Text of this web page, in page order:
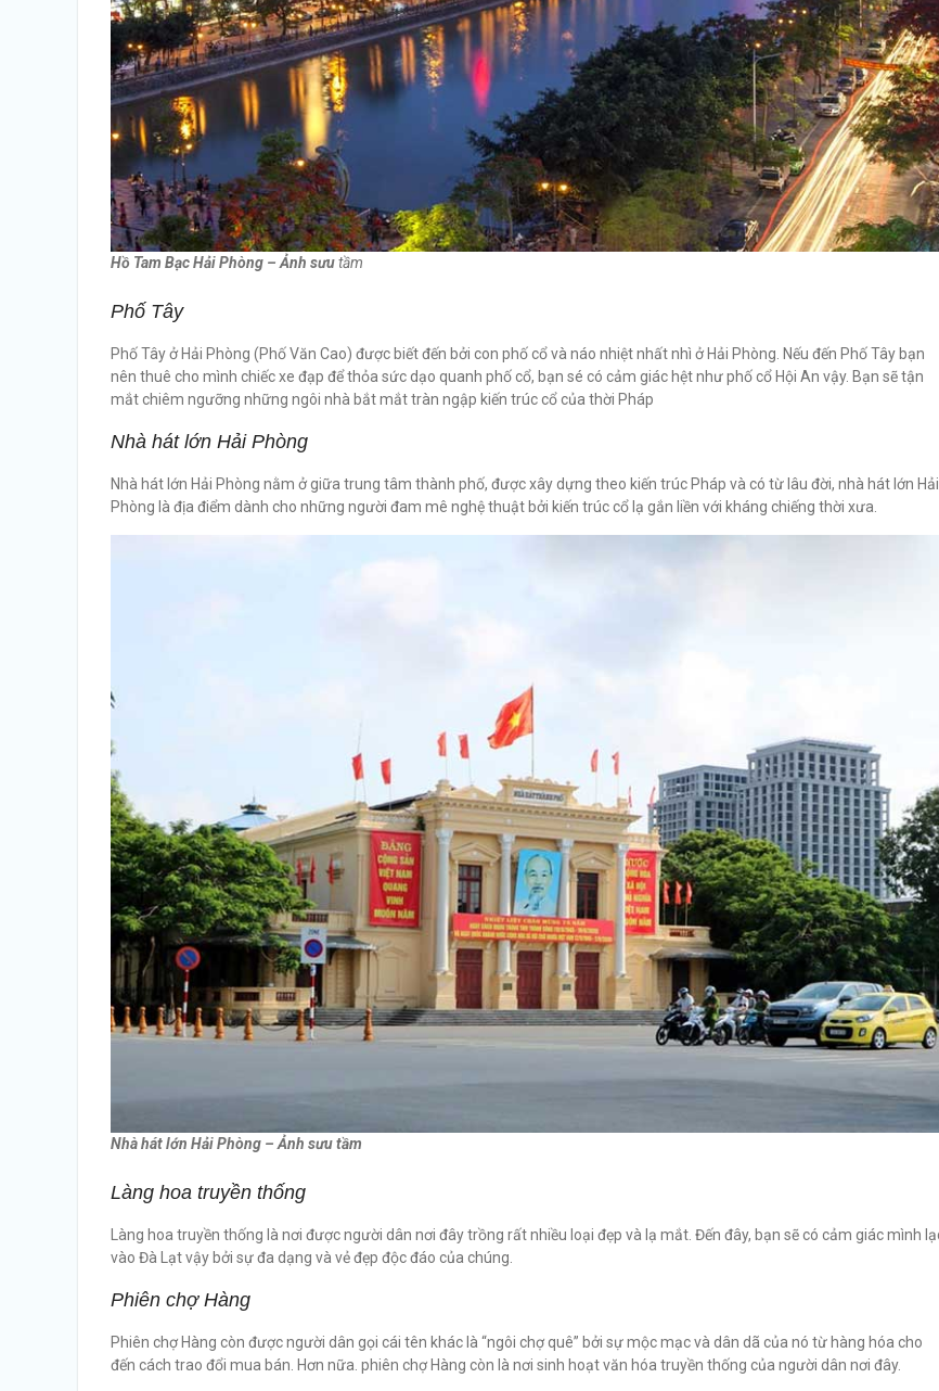
Hồ Tam Bạc Hải Phòng – Ảnh sưutầm
Phố Tây
Phố Tây ở Hải Phòng (Phố Văn Cao) được biết đến bởi con phố cổ và náo nhiệt nhất nhì ở Hải Phòng. Nếu đến Phố Tây bạn
nên thuê cho mình chiếc xe đạp để thỏa sức dạo quanh phố cổ, bạn sé có cảm giác hệt như phố cổ Hội An vậy. Bạn sẽ tận
mắt chiêm ngưỡng những ngôi nhà bắt mắt tràn ngập kiến trúc cổ của thời Pháp
Nhà hát lớn Hải Phòng
Nhà hát lớn Hải Phòng nằm ở giữa trung tâm thành phố, được xây dựng theo kiến trúc Pháp và có từ lâu đời, nhà hát lớn Hải
Phòng là địa điểm dành cho những người đam mê nghệ thuật bởi kiến trúc cổ lạ gắn liền với kháng chiếng thời xưa.
Nhà hát lớn Hải Phòng – Ảnh sưu tầm
Làng hoa truyền thống
Làng hoa truyền thống là nơi được người dân nơi đây trồng rất nhiều loại đẹp và lạ mắt. Đến đây, bạn sẽ có cảm giác mình
vào Đà Lạt vậy bởi sự đa dạng và vẻ đẹp độc đáo của chúng.
Phiên chợ Hàng
Phiên chợ Hàng còn được người dân gọi cái tên khác là “ngôi chợ quê” bởi sự mộc mạc và dân dã của nó từ hàng hóa cho
đến cách trao đổi mua bán. Hơn nữa. phiên chợ Hàng còn là nơi sinh hoạt văn hóa truyền thống của người dân nơi đây.